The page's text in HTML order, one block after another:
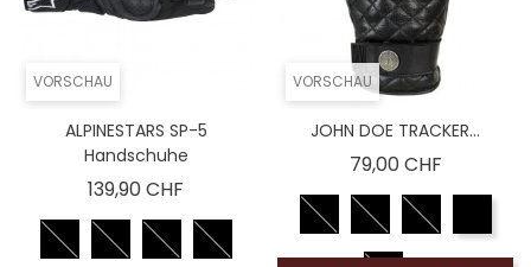
VORSCHAU
ALPINESTARS SP-5
Handschuhe
139,90 CHF
VORSCHAU
JOHN DOE TRACKER...
79,00 CHFPreis